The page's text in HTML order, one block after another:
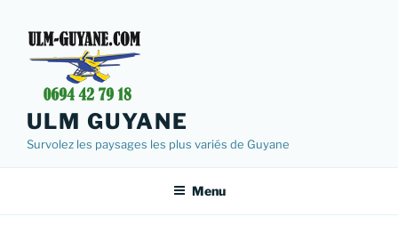
ULM GUYANE
Survolez les paysages les plus variés de Guyane
Menu